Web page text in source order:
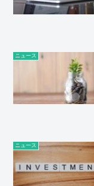
ニュース
ニュース